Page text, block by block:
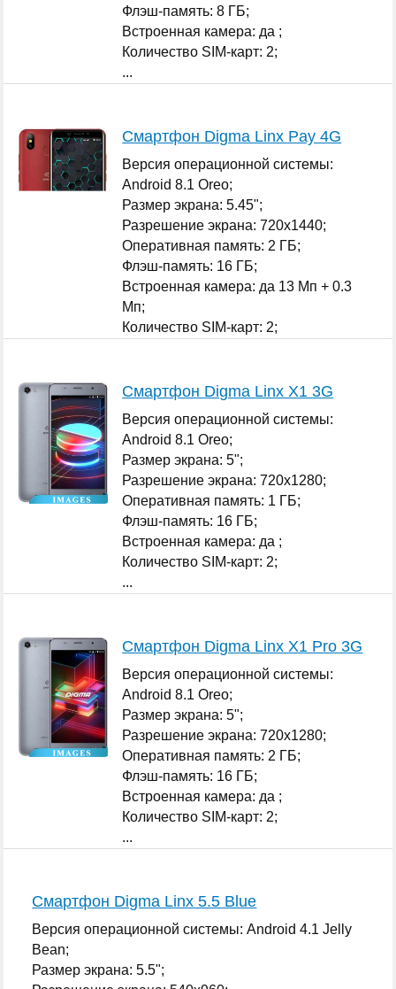
Флэш-память: 8 ГБ;
Встроенная камера: да ;
Количество SIM-карт: 2;
...
Смартфон Digma Linx Pay 4G
Версия операционной системы:
Android 8.1 Oreo;
Размер экрана: 5.45";
Разрешение экрана: 720x1440;
Оперативная память: 2 ГБ;
Флэш-память: 16 ГБ;
Встроенная камера: да 13 Мп + 0.3
Мп;
Количество SIM-карт: 2;
Смартфон Digma Linx X1 3G
Версия операционной системы:
Android 8.1 Oreo;
Размер экрана: 5";
Разрешение экрана: 720x1280;
Оперативная память: 1 ГБ;
Флэш-память: 16 ГБ;
Встроенная камера: да ;
Количество SIM-карт: 2;
...
Смартфон Digma Linx X1 Pro 3G
Версия операционной системы:
Android 8.1 Oreo;
Размер экрана: 5";
Разрешение экрана: 720x1280;
Оперативная память: 2 ГБ;
Флэш-память: 16 ГБ;
Встроенная камера: да ;
Количество SIM-карт: 2;
...
Смартфон Digma Linx 5.5 Blue
Версия операционной системы: Android 4.1 Jelly
Bean;
Размер экрана: 5.5";